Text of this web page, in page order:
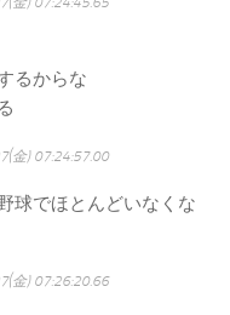
るからな
金) 07:24:57.00
球でほとんどいなくな
金) 07:26:20.66